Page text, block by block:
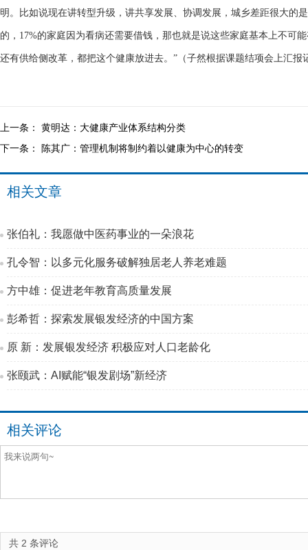
明。比如说现在讲转型升级，讲共享发展、协调发展，城乡差距很大的
的，17%的家庭因为看病还需要借钱，那也就是说这些家庭基本上不可
还有供给侧改革，都把这个健康放进去。”（子然根据课题结项会上汇报
上一条： 黄明达：大健康产业体系结构分类
下一条：
陈其广：管理机制将制约着以健康为中心的转变
相关文章
张伯礼：我愿做中医药事业的一朵浪花
孔令智：以多元化服务破解独居老人养老难题
方中雄：促进老年教育高质量发展
彭希哲：探索发展银发经济的中国方案
原 新：发展银发经济 积极应对人口老龄化
张颐武：AI赋能“银发剧场”新经济
相关评论
共 2 条评论